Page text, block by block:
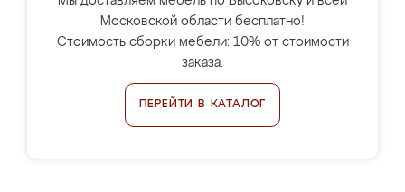
Московской области бесплатно!
Стоимость сборки мебели: 10% от стоимости
заказа.
ПЕРЕЙТИ В КАТАЛОГ